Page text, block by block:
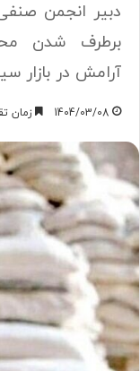
دبیر انجمن
برطرف شدن
آرامش در بازار
1404/03/08 زمان